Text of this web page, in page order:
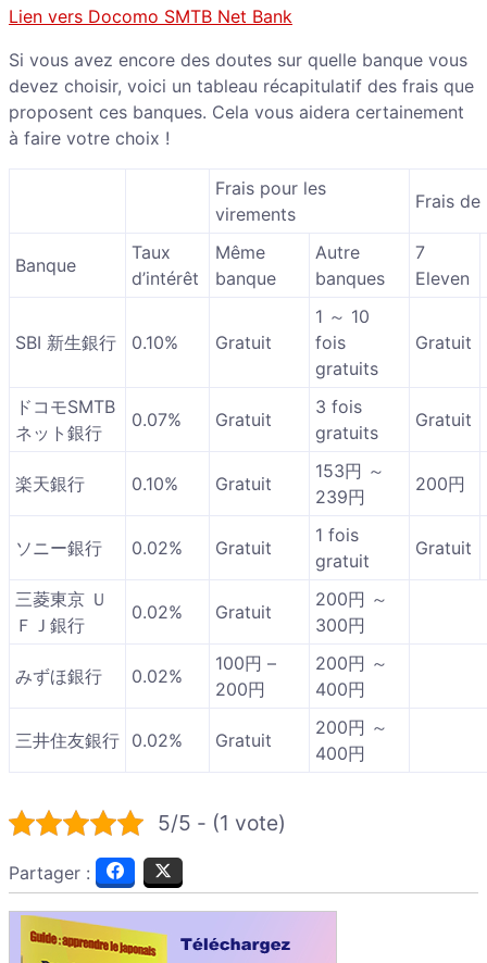
Lien vers Docomo SMTB Net Bank
Si vous avez encore des doutes sur quelle banque vous
devez choisir, voici un tableau récapitulatif des frais que
proposent ces banques. Cela vous aidera certainement
à faire votre choix !
Frais pour les
virements
Frais
Banque
Taux
d’intérêt
Même
banque
Autre
banques
7
Eleven
SBI 新生銀行 0.10% Gratuit
1 ～ 10
fois
gratuits
Gratuit
ドコモSMTB
ネット銀行
0.07% Gratuit
3 fois
gratuits
Gratuit
楽天銀行 0.10% Gratuit
153円 ～
239円
200円
ソニー銀行 0.02% Gratuit
1 fois
gratuit
Gratuit
三菱東京 Ｕ
ＦＪ銀行
0.02% Gratuit
200円 ～
300円
みずほ銀行 0.02%
100円 –
200円
200円 ～
400円
三井住友銀行 0.02% Gratuit
200円 ～
400円
5/5 - (1 vote)
Partager :